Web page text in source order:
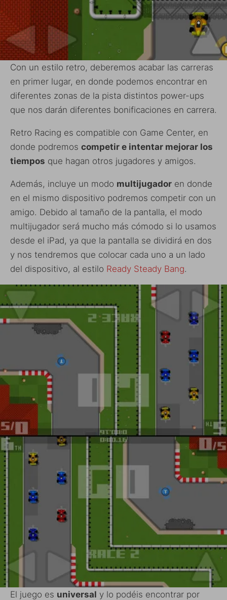
Con un estilo retro, deberemos acabar las carreras
en primer lugar, en donde podemos encontrar en
diferentes zonas de la pista distintos power-ups
que nos darán diferentes bonificaciones en carrera.
Retro Racing es compatible con Game Center, en
donde podremos competir e intentar mejorar los
tiempos que hagan otros jugadores y amigos.
Además, incluye un modo multijugador en donde
en el mismo dispositivo podremos competir con un
amigo. Debido al tamaño de la pantalla, el modo
multijugador será mucho más cómodo si lo usamos
desde el iPad, ya que la pantalla se dividirá en dos
y nos tendremos que colocar cada uno a un lado
del dispositivo, al estilo Ready Steady Bang.
El juego es universal y lo podéis encontrar por